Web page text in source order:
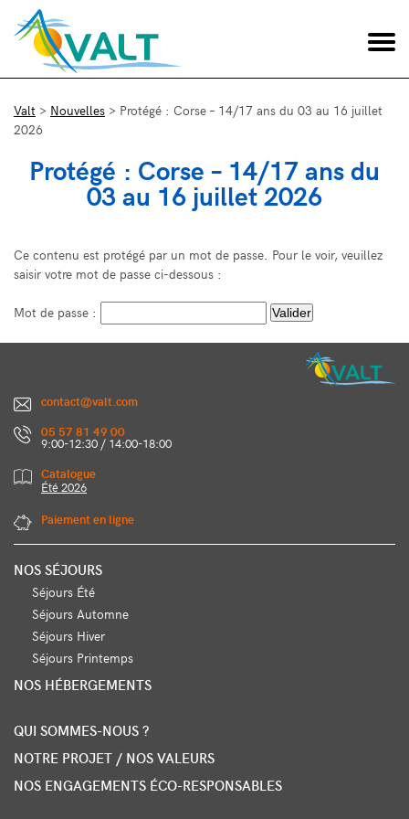
Valt > Nouvelles > Protégé : Corse – 14/17 ans du 03 au 16 juillet
2026
Protégé : Corse – 14/17 ans du
03 au 16 juillet 2026
Ce contenu est protégé par un mot de passe. Pour le voir, veuillez
saisir votre mot de passe ci-dessous :
Mot de passe :
contact@valt.com
05 57 81 49 00
9:00-12:30 / 14:00-18:00
Catalogue
Été 2026
Paiement en ligne
NOS SÉJOURS
Séjours Été
Séjours Automne
Séjours Hiver
Séjours Printemps
NOS HÉBERGEMENTS
QUI SOMMES-NOUS ?
NOTRE PROJET / NOS VALEURS
NOS ENGAGEMENTS ÉCO-RESPONSABLES